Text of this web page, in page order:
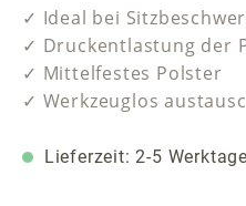
✓ Ideal bei
✓ Druckentlastung der
✓ Mittelfestes Polster
✓ Werkzeuglos
Lieferzeit: 2-5 Werktage